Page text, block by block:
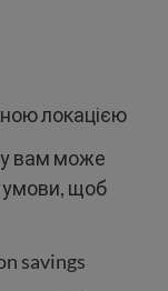
локацією
вам може
умови, щоб
savings